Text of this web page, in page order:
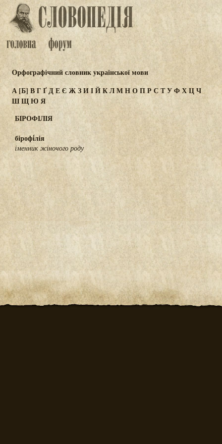
Орфографічний словник української мови
А[Б] ВГҐДЕЄ ЖЗИІЙКЛМНОПР СТУФХЦЧ
ШЩЮЯ
БІРОФІЛІЯ
бірофі́лія
іменник жіночого роду